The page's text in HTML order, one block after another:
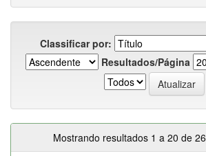
Classificar por:
Resultados/Página
Mostrando resultados 1 a 20 de 26